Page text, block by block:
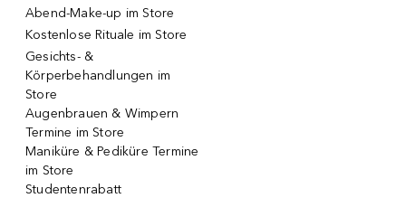
Abend-Make-up im Store
Kostenlose Rituale im Store
Gesichts- &
Körperbehandlungen im
Store
Augenbrauen & Wimpern
Termine im Store
Maniküre & Pediküre Termine
im Store
Studentenrabatt